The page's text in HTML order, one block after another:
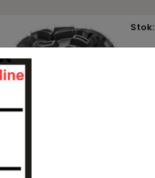
Stok: